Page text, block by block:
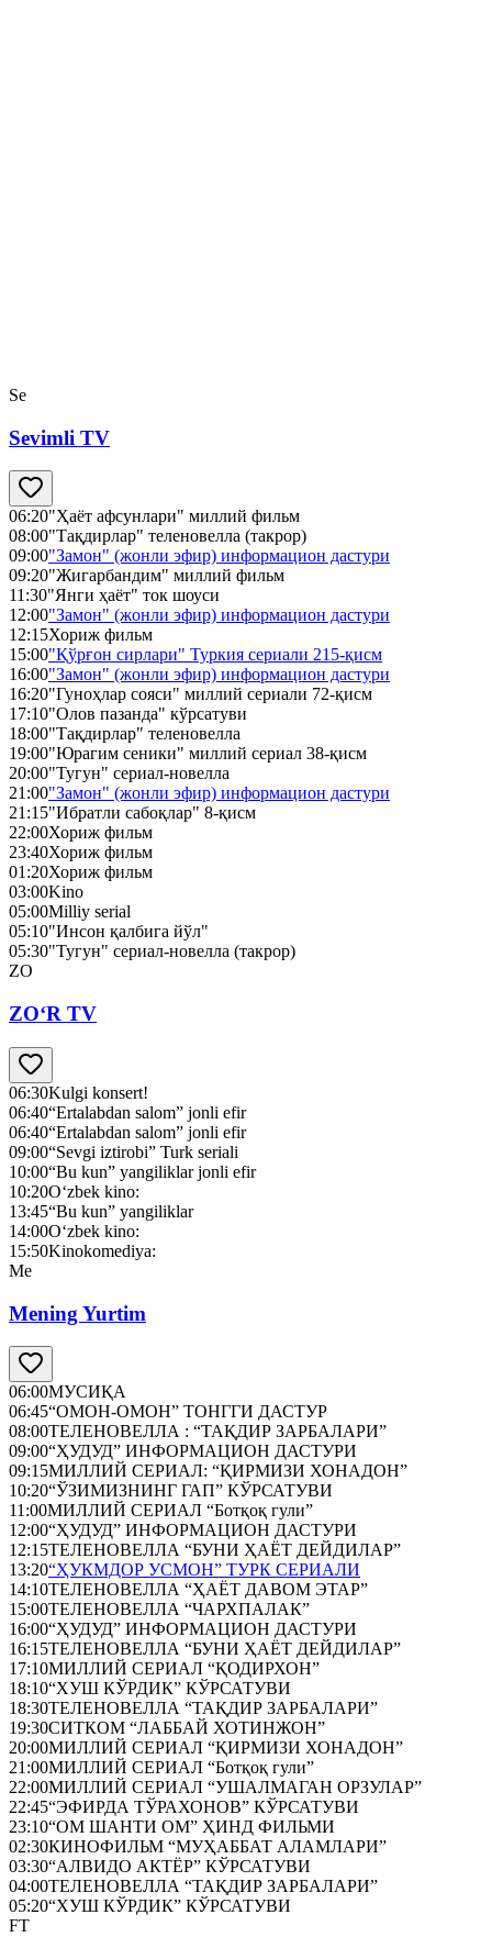
Se
Sevimli TV
06:20"Ҳаёт афсунлари" миллий фильм
08:00"Тақдирлар" теленовелла (такрор)
09:00"Замон" (жонли эфир) информацион дастури
09:20"Жигарбандим" миллий фильм
11:30"Янги ҳаёт" ток шоуси
12:00"Замон" (жонли эфир) информацион дастури
12:15Хориж фильм
15:00"Қўрғон сирлари" Туркия сериали 215-қисм
16:00"Замон" (жонли эфир) информацион дастури
16:20"Гуноҳлар сояси" миллий сериали 72-қисм
17:10"Олов пазанда" кўрсатуви
18:00"Тақдирлар" теленовелла
19:00"Юрагим сеники" миллий сериал 38-қисм
20:00"Тугун" сериал-новелла
21:00"Замон" (жонли эфир) информацион дастури
21:15"Ибратли сабоқлар" 8-қисм
22:00Хориж фильм
23:40Хориж фильм
01:20Хориж фильм
03:00Kino
05:00Milliy serial
05:10"Инсон қалбига йўл"
05:30"Тугун" сериал-новелла (такрор)
ZO
ZO‘R TV
06:30Kulgi konsert!
06:40“Ertalabdan salom” jonli efir
06:40“Ertalabdan salom” jonli efir
09:00“Sevgi iztirobi” Turk seriali
10:00“Bu kun” yangiliklar jonli efir
10:20O‘zbek kino:
13:45“Bu kun” yangiliklar
14:00O‘zbek kino:
15:50Kinokomediya:
Me
Mening Yurtim
06:00МУСИҚА
06:45“ОМОН-ОМОН” ТОНГГИ ДАСТУР
08:00ТЕЛЕНОВЕЛЛА : “ТАҚДИР ЗАРБАЛАРИ”
09:00“ҲУДУД” ИНФОРМАЦИОН ДАСТУРИ
09:15МИЛЛИЙ СЕРИАЛ: “ҚИРМИЗИ ХОНАДОН”
10:20“ЎЗИМИЗНИНГ ГАП” КЎРСАТУВИ
11:00МИЛЛИЙ СЕРИАЛ “Ботқоқ гули”
12:00“ҲУДУД” ИНФОРМАЦИОН ДАСТУРИ
12:15ТЕЛЕНОВЕЛЛА “БУНИ ҲАЁТ ДЕЙДИЛАР”
13:20“ҲУКМДОР УСМОН” ТУРК СЕРИАЛИ
14:10ТЕЛЕНОВЕЛЛА “ҲАЁТ ДАВОМ ЭТАР”
15:00ТЕЛЕНОВЕЛЛА “ЧАРХПАЛАК”
16:00“ҲУДУД” ИНФОРМАЦИОН ДАСТУРИ
16:15ТЕЛЕНОВЕЛЛА “БУНИ ҲАЁТ ДЕЙДИЛАР”
17:10МИЛЛИЙ СЕРИАЛ “ҚОДИРХОН”
18:10“ХУШ КЎРДИК” КЎРСАТУВИ
18:30ТЕЛЕНОВЕЛЛА “ТАҚДИР ЗАРБАЛАРИ”
19:30СИТКОМ “ЛАББАЙ ХОТИНЖОН”
20:00МИЛЛИЙ СЕРИАЛ “ҚИРМИЗИ ХОНАДОН”
21:00МИЛЛИЙ СЕРИАЛ “Ботқоқ гули”
22:00МИЛЛИЙ СЕРИАЛ “УШАЛМАГАН ОРЗУЛАР”
22:45“ЭФИРДА ТЎРАХОНОВ” КЎРСАТУВИ
23:10“ОМ ШАНТИ ОМ” ҲИНД ФИЛЬМИ
02:30КИНОФИЛЬМ “МУҲАББАТ АЛАМЛАРИ”
03:30“АЛВИДО АКТЁР” КЎРСАТУВИ
04:00ТЕЛЕНОВЕЛЛА “ТАҚДИР ЗАРБАЛАРИ”
05:20“ХУШ КЎРДИК” КЎРСАТУВИ
FT